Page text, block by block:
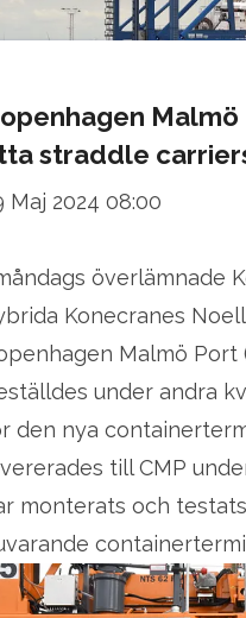
straddle
Maj 2024 08:00
överlämnade
Konecranes
Malmö Port
under andra
den nya
till CMP
monterats och